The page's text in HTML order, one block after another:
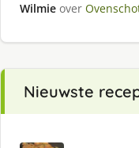
Wilmie over
Nieuwste